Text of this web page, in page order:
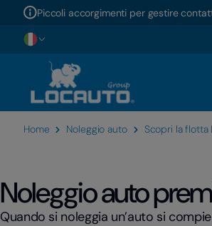
Piccoli accorgimenti per gestire
Home Noleggio auto Scopri la flotta
Noleggio auto
Quando si noleggia un’auto si